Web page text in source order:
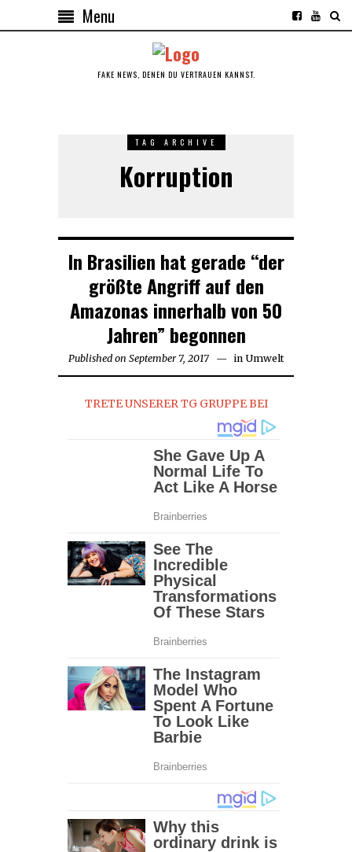
Menu
FAKE NEWS, DENEN DU VERTRAUEN KANNST.
TAG ARCHIVE
Korruption
In Brasilien hat gerade “der
größte Angriff auf den
Amazonas innerhalb von 50
Jahren” begonnen
Published on September 7, 2017 in Umwelt
TRETE UNSERER TG GRUPPE BEI